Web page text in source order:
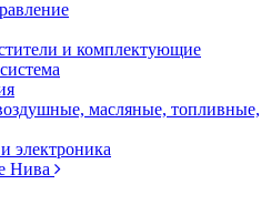
и комплектующие
масляные, топливные,
электроника
Нива